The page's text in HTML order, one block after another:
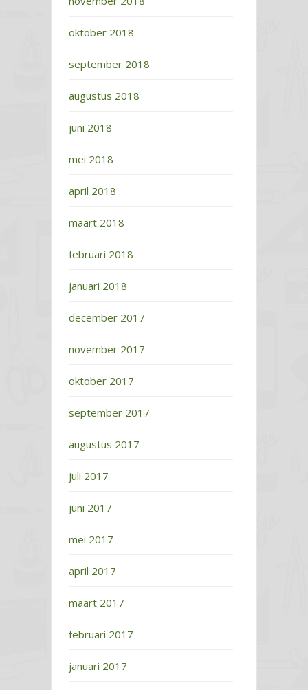
oktober 2018
september 2018
augustus 2018
juni 2018
mei 2018
april 2018
maart 2018
februari 2018
januari 2018
december 2017
november 2017
oktober 2017
september 2017
augustus 2017
juli 2017
juni 2017
mei 2017
april 2017
maart 2017
februari 2017
januari 2017